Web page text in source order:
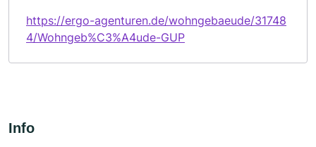
https://ergo-agenturen.de/wohngebaeude/31748
4/Wohngeb%C3%A4ude-GUP
Info